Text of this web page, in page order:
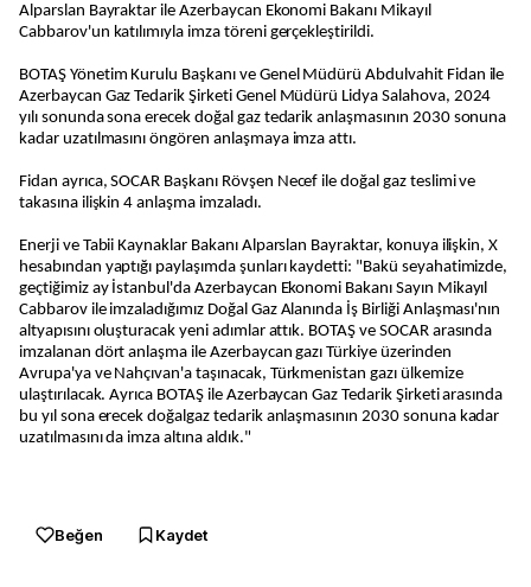
Alparslan Bayraktar ile Azerbaycan Ekonomi Bakanı Mikayıl
Cabbarov'un katılımıyla imza töreni gerçekleştirildi.
BOTAŞ Yönetim Kurulu Başkanı ve Genel Müdürü Abdulvahit Fidan ile
Azerbaycan Gaz Tedarik Şirketi Genel Müdürü Lidya Salahova, 2024
yılı sonunda sona erecek doğal gaz tedarik anlaşmasının 2030 sonuna
kadar uzatılmasını öngören anlaşmaya imza attı.
Fidan ayrıca, SOCAR Başkanı Rövşen Necef ile doğal gaz teslimi ve
takasına ilişkin 4 anlaşma imzaladı.
Enerji ve Tabii Kaynaklar Bakanı Alparslan Bayraktar, konuya ilişkin, X
hesabından yaptığı paylaşımda şunları kaydetti: "Bakü seyahatimizde,
geçtiğimiz ay İstanbul'da Azerbaycan Ekonomi Bakanı Sayın Mikayıl
Cabbarov ile imzaladığımız Doğal Gaz Alanında İş Birliği Anlaşması'nın
altyapısını oluşturacak yeni adımlar attık. BOTAŞ ve SOCAR arasında
imzalanan dört anlaşma ile Azerbaycan gazı Türkiye üzerinden
Avrupa'ya ve Nahçıvan'a taşınacak, Türkmenistan gazı ülkemize
ulaştırılacak. Ayrıca BOTAŞ ile Azerbaycan Gaz Tedarik Şirketi arasında
bu yıl sona erecek doğalgaz tedarik anlaşmasının 2030 sonuna kadar
uzatılmasını da imza altına aldık."
Beğen Kaydet